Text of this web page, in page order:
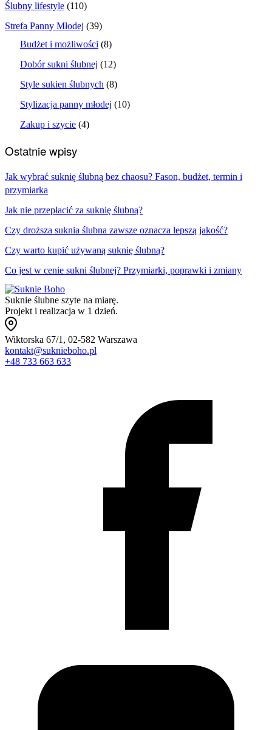
Ślubny lifestyle (110)
Strefa Panny Młodej (39)
Budżet i możliwości (8)
Dobór sukni ślubnej (12)
Style sukien ślubnych (8)
Stylizacja panny młodej (10)
Zakup i szycie (4)
Ostatnie wpisy
Jak wybrać suknię ślubną bez chaosu? Fason, budżet, termin i
przymiarka
Jak nie przepłacić za suknię ślubną?
Czy droższa suknia ślubna zawsze oznacza lepszą jakość?
Czy warto kupić używaną suknię ślubną?
Co jest w cenie sukni ślubnej? Przymiarki, poprawki i zmiany
Suknie ślubne szyte na miarę.
Projekt i realizacja w 1 dzień.
Wiktorska 67/1, 02-582 Warszawa
kontakt@suknieboho.pl
+48 733 663 633